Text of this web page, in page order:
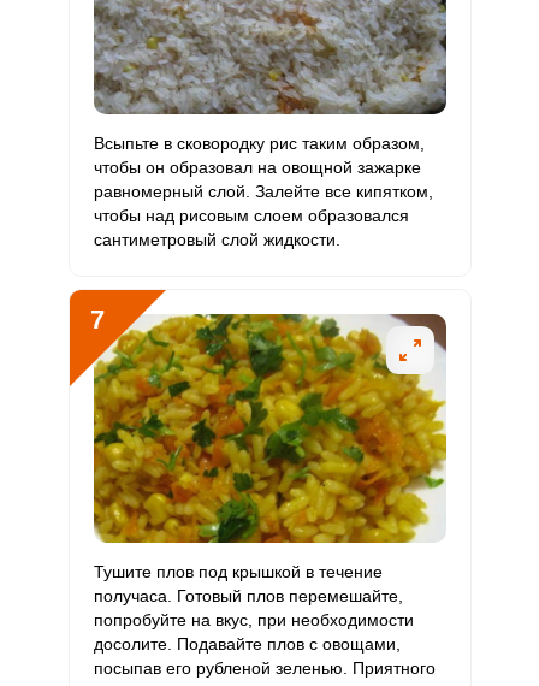
Всыпьте в сковородку рис таким образом,
чтобы он образовал на овощной зажарке
равномерный слой. Залейте все кипятком,
чтобы над рисовым слоем образовался
сантиметровый слой жидкости.
7
Тушите плов под крышкой в течение
получаса. Готовый плов перемешайте,
попробуйте на вкус, при необходимости
досолите. Подавайте плов с овощами,
посыпав его рубленой зеленью. Приятного